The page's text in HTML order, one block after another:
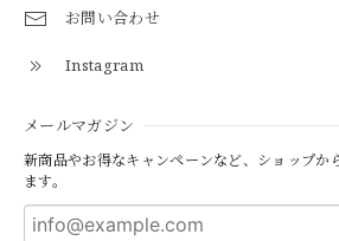
お問い合わせ
Instagram
メールマガジン
新商品やお得なキャンペーンなど、ショップか
ます。